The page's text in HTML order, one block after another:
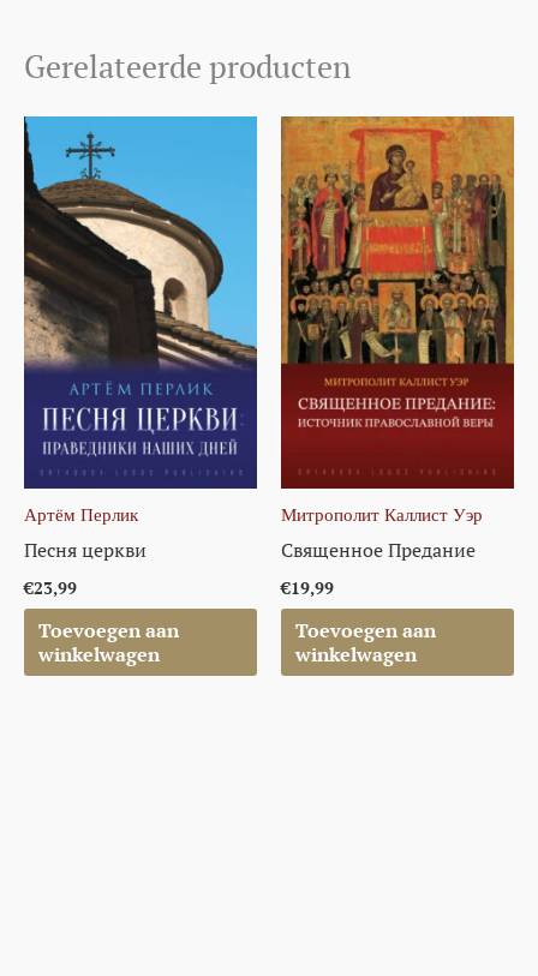
Gerelateerde producten
Артём Перлик
Песня церкви
€23,99
Toevoegen aan
winkelwagen
Митрополит Каллист Уэр
Священное Предание
€19,99
Toevoegen aan
winkelwagen